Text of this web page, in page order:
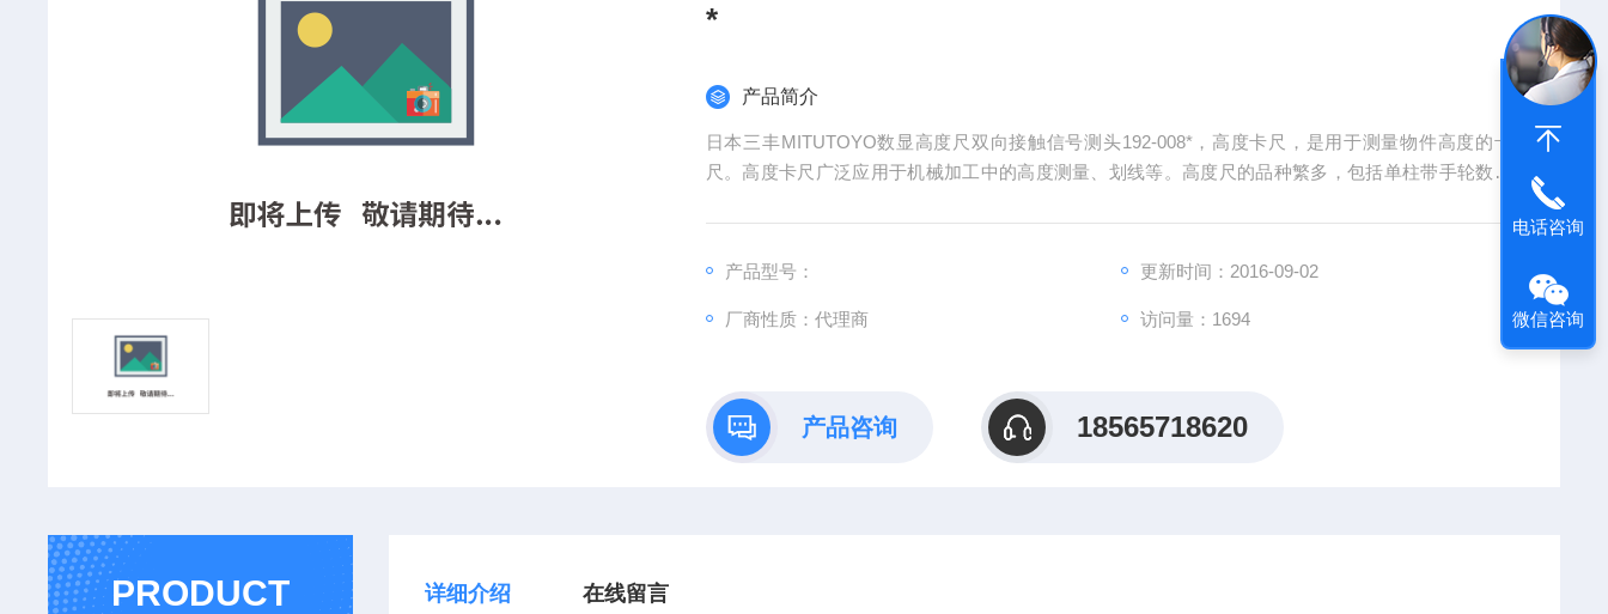
*
产品简介
日本三丰MITUTOYO数显高度尺双向接触信号测头192-008*，高度卡尺，是用于测量物件高度的卡
尺。高度卡尺广泛应用于机械加工中的高度测量、划线等。高度尺的品种繁多，包括单柱带手轮数显
产品型号：
更新时间：2016-09-02
厂商性质：代理商 访问量：1694
产品咨询 18565718620
PRODUCT 详细介绍 在线留言
电话咨询
微信咨询